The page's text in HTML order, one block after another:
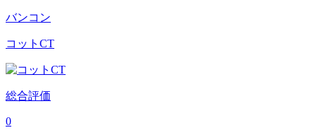
バンコン
コットCT
総合評価
0